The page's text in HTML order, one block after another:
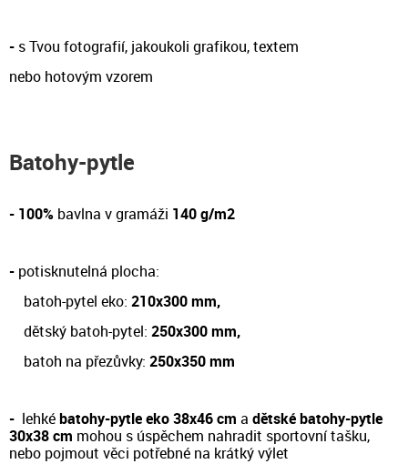
- s Tvou fotografií, jakoukoli grafikou, textem
nebo hotovým vzorem
Batohy-pytle
- 100% bavlna v gramáži 140 g/m2
- potisknutelná plocha:
batoh-pytel eko: 210x300 mm,
dětský batoh-pytel: 250x300 mm,
batoh na přezůvky: 250x350 mm
- lehkébatohy-pytle eko 38x46 cm a dětské batohy-pytle
30x38 cm mohou s úspěchem nahradit sportovní tašku,
nebo pojmout věci potřebné na krátký výlet